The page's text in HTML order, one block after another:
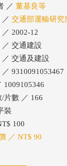
／ 董基良等
／ 交通部運輸研究
2002-12
／ 交通建設
交通及建設
／ 9310091053467
1009105346
片數 ／ 166
裝
100
／ NT$ 90